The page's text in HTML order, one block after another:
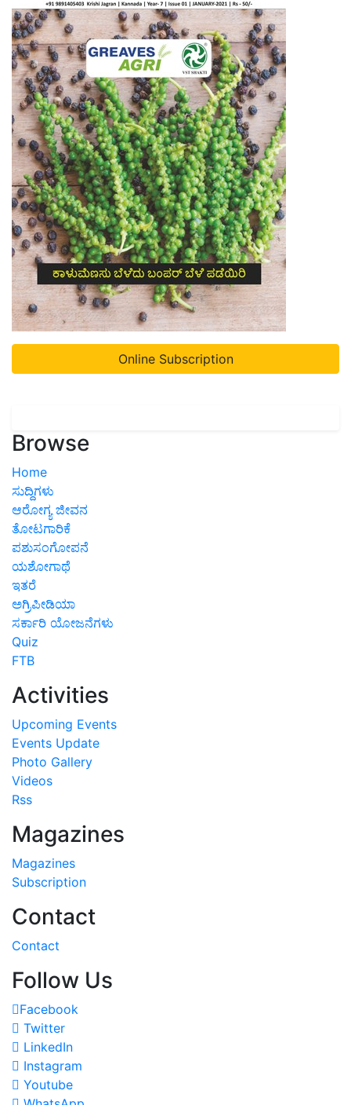
Online Subscription
Browse
Home
ಸುದ್ದಿಗಳು
ಆರೋಗ್ಯ ಜೀವನ
ತೋಟಗಾರಿಕೆ
ಪಶುಸಂಗೋಪನೆ
ಯಶೋಗಾಥೆ
ಇತರೆ
ಅಗ್ರಿಪೀಡಿಯಾ
ಸರ್ಕಾರಿ ಯೋಜನೆಗಳು
Quiz
FTB
Activities
Upcoming Events
Events Update
Photo Gallery
Videos
Rss
Magazines
Magazines
Subscription
Contact
Contact
Follow Us
Facebook
Twitter
LinkedIn
Instagram
Youtube